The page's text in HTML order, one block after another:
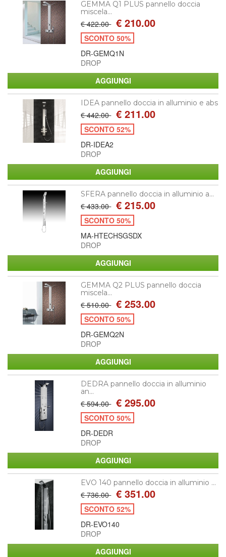
GEMMA Q1 PLUS pannello doccia
miscela...
€ 422.00 € 210.00
SCONTO 50%
DR-GEMQ1N
DROP
IDEA pannello doccia in alluminio e abs
€ 442.00 € 211.00
SCONTO 52%
DR-IDEA2
DROP
SFERA pannello doccia in alluminio a...
€ 433.00 € 215.00
SCONTO 50%
MA-HTECHSGSDX
DROP
GEMMA Q2 PLUS pannello doccia
miscela...
€ 510.00 € 253.00
SCONTO 50%
DR-GEMQ2N
DROP
DEDRA pannello doccia in alluminio
an...
€ 594.00 € 295.00
SCONTO 50%
DR-DEDR
DROP
EVO 140 pannello doccia in alluminio ...
€ 736.00 € 351.00
SCONTO 52%
DR-EVO140
DROP